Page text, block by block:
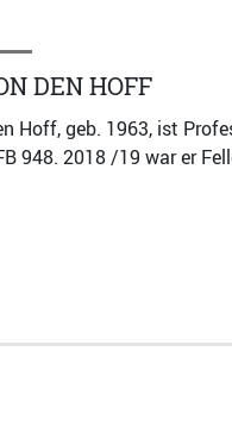
DEN HOFF
Hoff, geb. 1963, ist
948. 2018 /19 war er